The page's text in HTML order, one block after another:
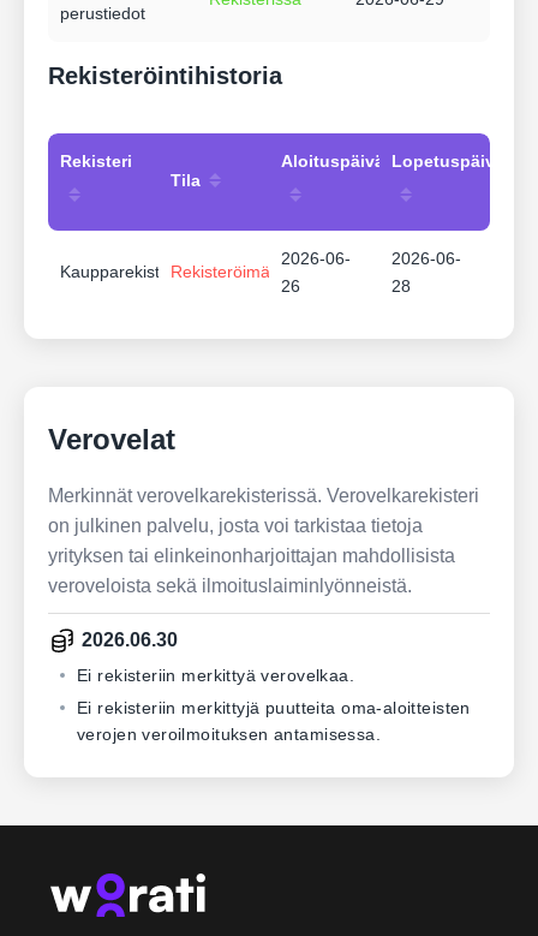
perustiedot
Rekisteröintihistoria
Rekisteri
Tila
Aloituspäivämäärä
KaupparekisteriRekisteröimätön
2026-06-
26
2026-06-
28
Verovelat
Merkinnät verovelkarekisterissä. Verovelkarekisteri
on julkinen palvelu, josta voi tarkistaa tietoja
yrityksen tai elinkeinonharjoittajan mahdollisista
veroveloista sekä ilmoituslaiminlyönneistä.
2026.06.30
Ei rekisteriin merkittyä verovelkaa.
Ei rekisteriin merkittyjä puutteita oma-aloitteisten
verojen veroilmoituksen antamisessa.